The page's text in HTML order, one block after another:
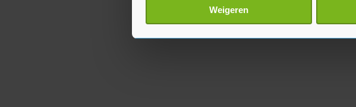
Lees meer over hoe uw persoonlijke gegevens
toestemming op elk moment wijzigen of intrekken
Weigeren